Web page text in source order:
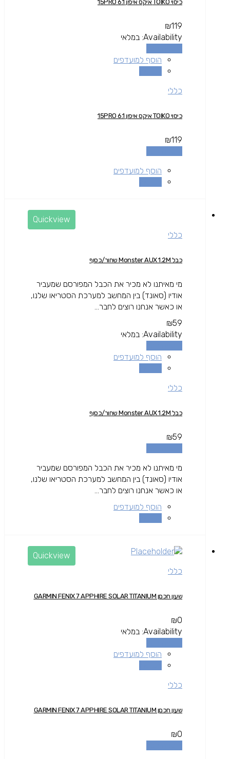
כיסוי TOIKO איקס איפון 15PRO 6.1
₪119
Availability: במלאי
הוסף למועדפים
כללי
כיסוי TOIKO איקס איפון 15PRO 6.1
₪119
הוסף למועדפים
Quickview
כללי
כבל Monster AUX 1.2M שחור/כסוף
מי מאיתנו לא מכיר את הכבל המפורסם שמעביר
אודיו (סאונד) בין המחשב למערכת הסטריאו שלנו,
או כאשר אנחנו רוצים לחבר...
₪59
Availability: במלאי
הוסף למועדפים
כללי
כבל Monster AUX 1.2M שחור/כסוף
₪59
מי מאיתנו לא מכיר את הכבל המפורסם שמעביר
אודיו (סאונד) בין המחשב למערכת הסטריאו שלנו,
או כאשר אנחנו רוצים לחבר...
הוסף למועדפים
Quickview
כללי
שעון חכםן GARMIN FENIX 7 APPHIRE SOLAR TITANIUM
₪0
Availability: במלאי
הוסף למועדפים
כללי
שעון חכםן GARMIN FENIX 7 APPHIRE SOLAR TITANIUM
₪0